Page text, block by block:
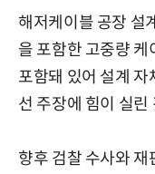
해저케이블 공장 설
을 포함한 고중량
포함돼 있어 설계
선 주장에 힘이 실린
향후 검찰 수사와 재